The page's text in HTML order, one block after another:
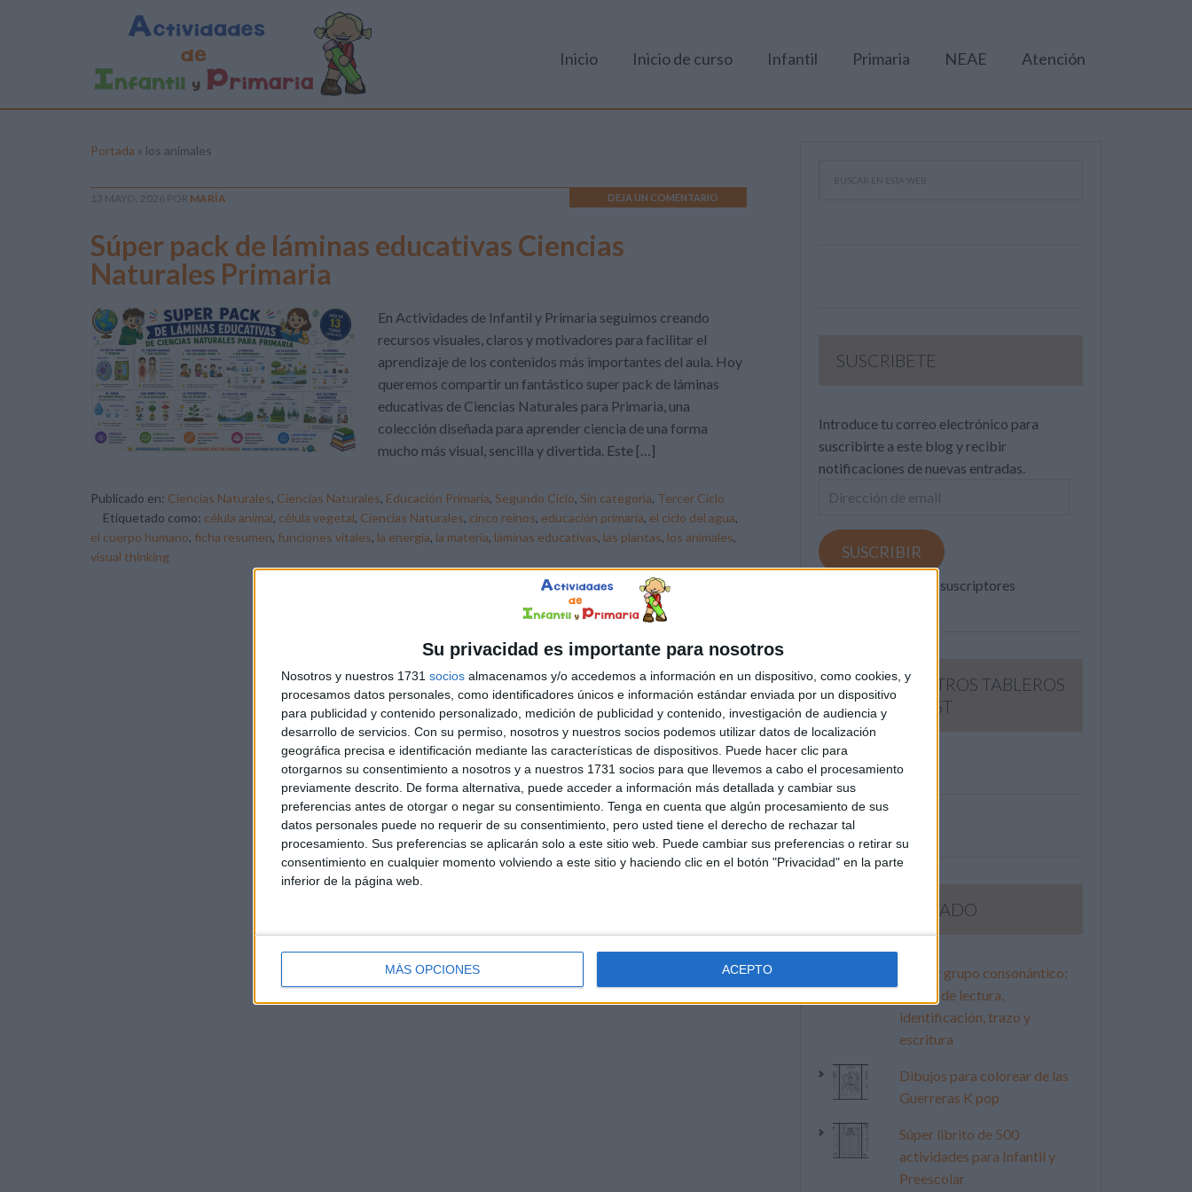
Su privacidad es importante para nosotros
Nosotros y nuestros 1731 socios almacenamos y/o accedemos a información en un dispositivo, como cookies, y
procesamos datos personales, como identificadores únicos e información estándar enviada por un dispositivo
para publicidad y contenido personalizado, medición de publicidad y contenido, investigación de audiencia y
desarrollo de servicios. Con su permiso, nosotros y nuestros socios podemos utilizar datos de localización
geográfica precisa e identificación mediante las características de dispositivos. Puede hacer clic para
otorgarnos su consentimiento a nosotros y a nuestros 1731 socios para que llevemos a cabo el procesamiento
previamente descrito. De forma alternativa, puede acceder a información más detallada y cambiar sus
preferencias antes de otorgar o negar su consentimiento. Tenga en cuenta que algún procesamiento de sus
datos personales puede no requerir de su consentimiento, pero usted tiene el derecho de rechazar tal
procesamiento. Sus preferencias se aplicarán solo a este sitio web. Puede cambiar sus preferencias o retirar su
consentimiento en cualquier momento volviendo a este sitio y haciendo clic en el botón "Privacidad" en la parte
inferior de la página web.
MÁS OPCIONES ACEPTO
Inicio Inicio de curso Infantil Primaria NEAE Atención
Portada » los animales
13 MAYO, 2026 POR MARÍA DEJA UN COMENTARIO
Súper pack de láminas educativas Ciencias
Naturales Primaria
En Actividades de Infantil y Primaria seguimos creando
recursos visuales, claros y motivadores para facilitar el
aprendizaje de los contenidos más importantes del aula. Hoy
queremos compartir un fantástico super pack de láminas
educativas de Ciencias Naturales para Primaria, una
colección diseñada para aprender ciencia de una forma
mucho más visual, sencilla y divertida. Este […]
Publicado en: Ciencias Naturales, Ciencias Naturales, Educación Primaria, Segundo Ciclo, Sin categoría, Tercer Ciclo
Etiquetado como: célula animal, célula vegetal, Ciencias Naturales, cinco reinos, educación primaria, el ciclo del agua,
el cuerpo humano, ficha resumen, funciones vitales, la energía, la materia, láminas educativas, las plantas, los animales,
visual thinking
SUSCRIBETE
Introduce tu correo electrónico para
suscribirte a este blog y recibir
notificaciones de nuevas entradas.
Dirección
email
SUSCRIBIR
Únete a otros 371K suscriptores
SIGUE NUESTROS TABLEROS
EN PINTEREST
LO MÁS VISITADO
Primer grupo consonántico:
Fichas de lectura,
identificación, trazo y
escritura
Dibujos para colorear de las
Guerreras K pop
Súper librito de 500
actividades para Infantil y
Preescolar